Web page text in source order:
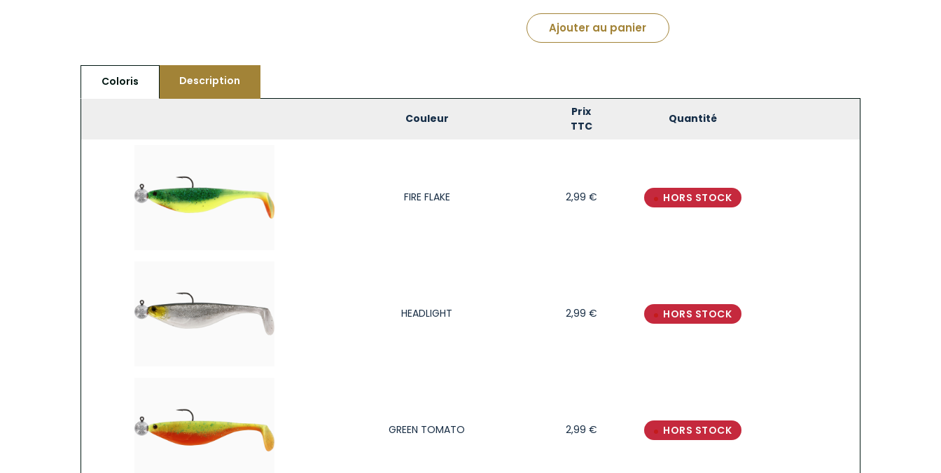
Ajouter au panier
Coloris Description
Couleur
Prix
TTC
Quantité
FIRE FLAKE 2,99 € HORS STOCK
HEADLIGHT 2,99 € HORS STOCK
GREEN TOMATO 2,99 € HORS STOCK